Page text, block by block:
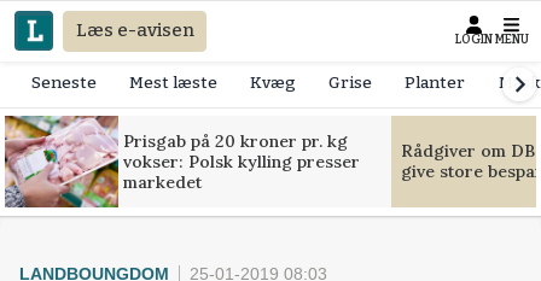
Læs e-avisen LOGIN MENU
Seneste Mest læste Kvæg Grise Planter
Prisgab på 20 kroner pr. kg
vokser: Polsk kylling presser
markedet
Rådgiver om
give store
LANDBOUNGDOM 25-01-2019 08:03